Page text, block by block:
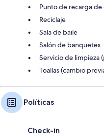
Punto de recarga
Reciclaje
Sala de baile
Salón de banquetes
Servicio de limpieza
Toallas (cambio
Políticas
Check-in